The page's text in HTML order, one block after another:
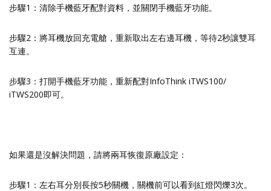
步驟1：清除手機藍牙配對資料，並關閉手機藍牙功能。
步驟2：將耳機放回充電艙，重新取出左右邊耳機，等待2秒讓雙耳
互連。
步驟3：打開手機藍牙功能，重新配對InfoThink iTWS100/
iTWS200即可。
如果還是沒解決問題，請將兩耳恢復原廠設定：
步驟1：左右耳分別長按5秒關機，關機前可以看到紅燈閃爍3次。